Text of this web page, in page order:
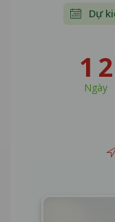
Dự
12
Ngày